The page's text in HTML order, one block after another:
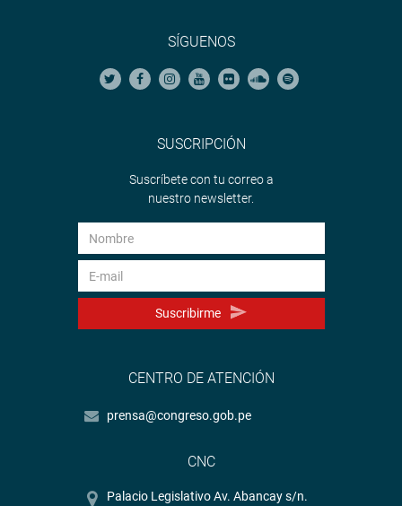
SÍGUENOS
SUSCRIPCIÓN
Suscríbete con tu correo a
nuestro newsletter.
Suscribirme
CENTRO DE ATENCIÓN
prensa@congreso.gob.pe
CNC
Palacio Legislativo Av. Abancay s/n.